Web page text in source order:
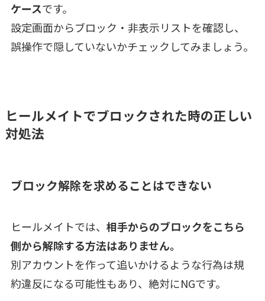
ケースです。
設定画面からブロック・非表示リストを確認し、
誤操作で隠していないかチェックしてみましょう。
ヒールメイトでブロックされた時の正しい
対処法
ブロック解除を求めることはできない
ヒールメイトでは、 相手からのブロックをこちら
側から解除する方法はありません。
別アカウントを作って追いかけるような行為は規
約違反になる可能性もあり、絶対にNGです。